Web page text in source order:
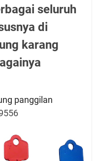
seluruh
di
karang
panggilan